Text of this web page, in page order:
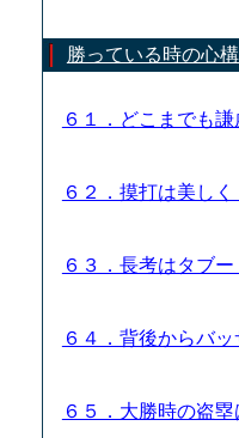
勝っている時の心
６１．どこまでも
６２．摸打は美し
６３．長考はタブ
６４．背後からバ
６５．大勝時の盗